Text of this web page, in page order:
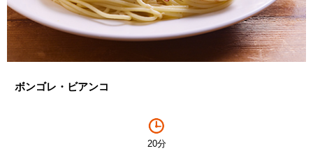
ボンゴレ・ビアンコ
20分